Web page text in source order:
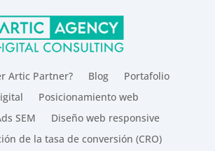
Artic Partner? Blog
Portafolio
Posicionamiento web
SEM
Diseño web responsive
de la tasa de conversión (CRO)